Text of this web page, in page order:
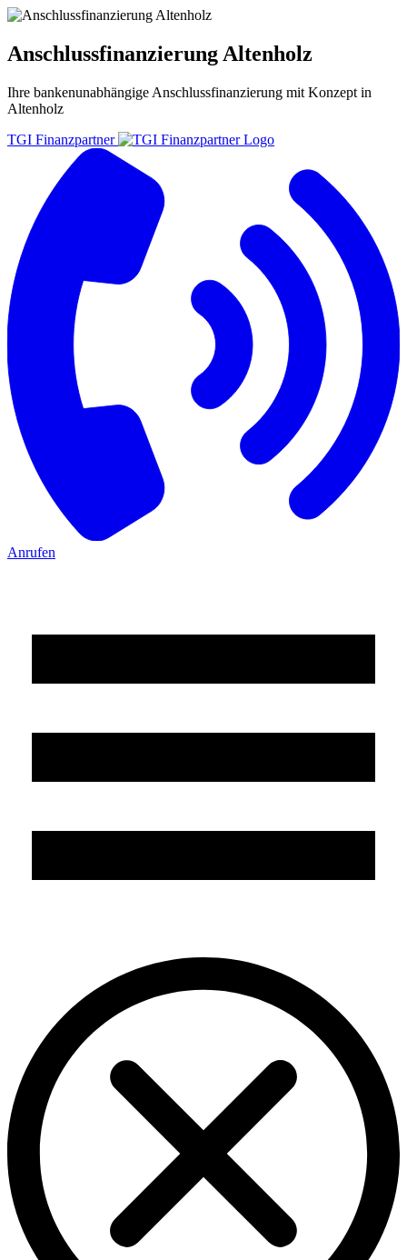
Anschlussfinanzierung Altenholz
Ihre bankenunabhängige Anschlussfinanzierung mit Konzept in
Altenholz
TGI Finanzpartner
Anrufen